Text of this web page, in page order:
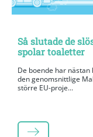
Så slutade de
spolar toaletter
De boende har
den genomsnittlige
större EU-proje...
LÄS MER